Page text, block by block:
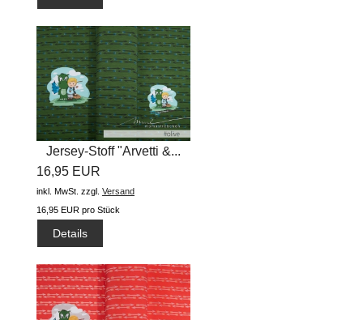
Jersey-Stoff "Arvetti &...
16,95 EUR
inkl. MwSt. zzgl. Versand
16,95 EUR pro Stück
Details